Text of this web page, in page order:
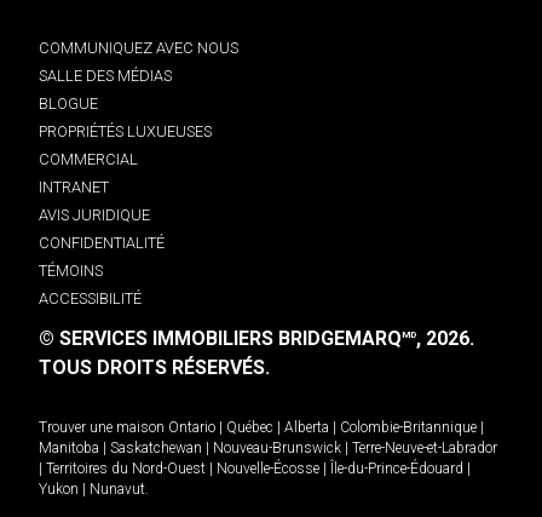
COMMUNIQUEZ AVEC NOUS
SALLE DES MÉDIAS
BLOGUE
PROPRIÉTÉS LUXUEUSES
COMMERCIAL
INTRANET
AVIS JURIDIQUE
CONFIDENTIALITÉ
TÉMOINS
ACCESSIBILITÉ
© SERVICES IMMOBILIERS BRIDGEMARQMD, 2026.
TOUS DROITS RÉSERVÉS.
Trouver une maison Ontario Québec Alberta Colombie-Britannique
Manitoba
Saskatchewan Nouveau-Brunswick
Terre-Neuve-et-Labrador
Territoires du Nord-Ouest Nouvelle-Écosse Île-du-Prince-Édouard
Yukon
Nunavut.